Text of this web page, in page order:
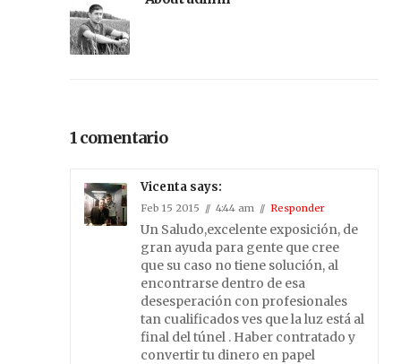
1 comentario
Vicenta says:
Feb 15 2015 4:44 am Responder
Un Saludo,excelente exposición, de
gran ayuda para gente que cree
que su caso no tiene solución, al
encontrarse dentro de esa
desesperación con profesionales
tan cualificados ves que la luz está al
final del túnel . Haber contratado y
convertir tu dinero en papel